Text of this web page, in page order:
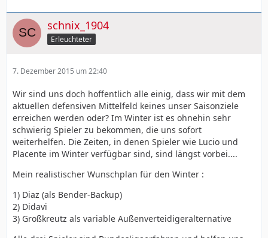
schnix_1904
Erleuchteter
7. Dezember 2015 um 22:40
Wir sind uns doch hoffentlich alle einig, dass wir mit dem
aktuellen defensiven Mittelfeld keines unser Saisonziele
erreichen werden oder? Im Winter ist es ohnehin sehr
schwierig Spieler zu bekommen, die uns sofort
weiterhelfen. Die Zeiten, in denen Spieler wie Lucio und
Placente im Winter verfügbar sind, sind längst vorbei....
Mein realistischer Wunschplan für den Winter :
1) Diaz (als Bender-Backup)
2) Didavi
3) Großkreutz als variable Außenverteidigeralternative